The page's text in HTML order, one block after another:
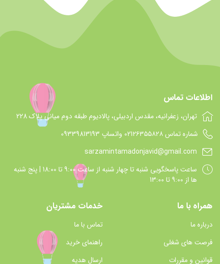
اطلاعات تماس
تهران، زعفرانیه، مقدس اردبیلی، پالادیوم طبقه دوم میانی پلاک 228
شماره تماس 021۲۶۳۵۵۸۲۸ واتساپ 09339813193
sarzamintamadonjavid@gmail.com
ساعت پاسخگويي شنبه تا چهار شنبه از ساعت 9:00 تا 18:00 | پنج شنبه
ها از 9:00 تا 13:00
همراه با ما
درباره ما
فرصت های شغلی
قوانین و مقررات
خدمات مشتریان
تماس با ما
راهنمای خرید
ارسال هدیه